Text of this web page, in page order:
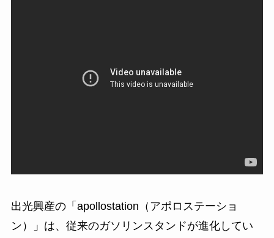
出光興産の「apollostation（アポロステーショ
ン）」は、 従来のガソリンスタンドが進化してい